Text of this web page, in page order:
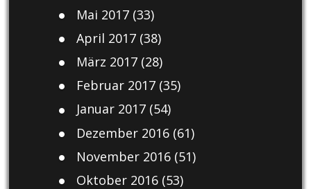
Mai 2017(33)
April 2017(38)
März 2017(28)
Februar 2017(35)
Januar 2017(54)
Dezember 2016(61)
November 2016(51)
Oktober 2016(53)